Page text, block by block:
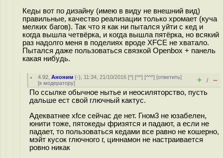
Кеды вот по дизайну (имею в виду не внешний вид)
правильные, качество реализации только хромает (куча
мелких багов). Так что я как ни пытался уйти с кед и
когда вышла четвёрка, и когда вышла пятёрка, но всякий
раз надолго меня в поделиях вроде XFCE не хватало.
Пытался даже пользоваться связкой Openbox + панель
какая нибудь.
4.92 ,Аноним (-), 11:34, 21/10/2016 [^] [^^] [^^^] [ответить]
[к модератору] + / –
По ссылке обычное нытье и неосиляторство, пусть
дальше ест свой глючный кактус.
Адекватнее xfce сейчас де нет. Гном3 не юзабелен,
юнити тоже, пятокеды фризятся и падают, а если не
падает, то пользоваться кедами все равно не кошерно,
мэйт кусок глючного г, циннамон не настраивается
ровно никак